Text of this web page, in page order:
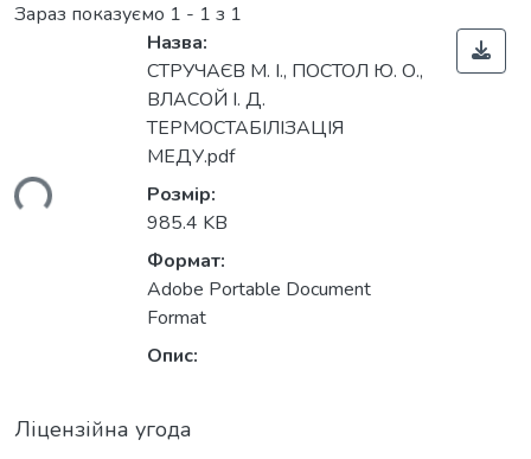
Зараз показуємо 1 - 1 з 1
Назва:
СТРУЧАЄВ М. І., ПОСТОЛ Ю. О.,
ВЛАСОЙ І. Д.
ТЕРМОСТАБІЛІЗАЦІЯ
МЕДУ.pdf
Розмір:
985.4 KB
Формат:
Adobe Portable Document
Format
Опис:
Ліцензійна угода